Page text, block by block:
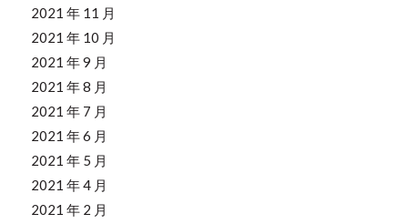
2021 年 11 月
2021 年 10 月
2021 年 9 月
2021 年 8 月
2021 年 7 月
2021 年 6 月
2021 年 5 月
2021 年 4 月
2021 年 2 月